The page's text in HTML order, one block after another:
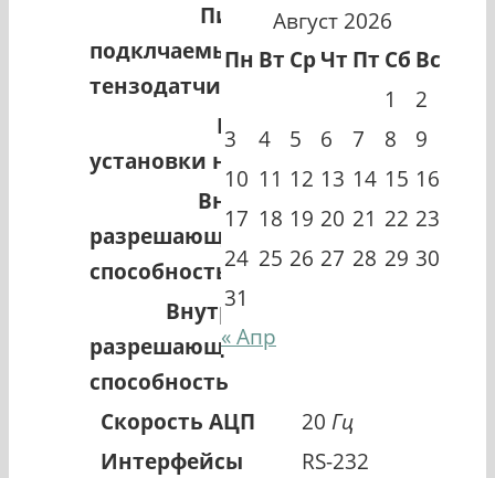
Питание
подклчаемых
тензодатчиков
10В
Предел
установки нуля
0,05 ~
Внешняя
разрешающая
способность
Внутренняя
разрешающая
способность
Скорость АЦП 20 Гц
Интерфейсы
RS-232
Август 2026
Пн Вт СрЧт Пт Сб Вс
1
2
3
4 5 6 7 8
9
10 11 12 13 14 15 16
17 18 19 20 21 22 23
24 25 26 27 28 29 30
31
« Апр